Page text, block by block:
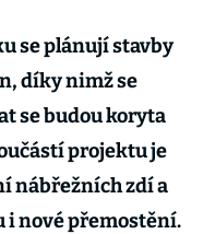
se plánují stavby
díky nimž se
se budou koryta
projektu je
nábřežních zdí a
i nové přemostění.